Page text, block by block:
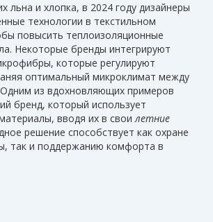
льна и хлопка, в 2024 году дизайнеры
технологии в текстильном
повысить теплоизоляционные
Некоторые бренды интегрируют
которые регулируют
оптимальный микроклимат между
из вдохновляющих примеров
бренд, который использует
вводя их в своилетние
решение способствует как охране
так и поддержанию комфорта в